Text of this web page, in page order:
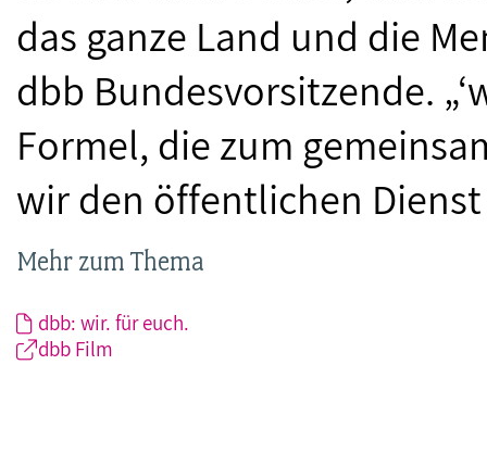
das ganze Land und die
dbb Bundesvorsitzende.
Formel, die zum
wir den öffentlichen
Mehr zum Thema
dbb: wir. für euch.
dbb Film